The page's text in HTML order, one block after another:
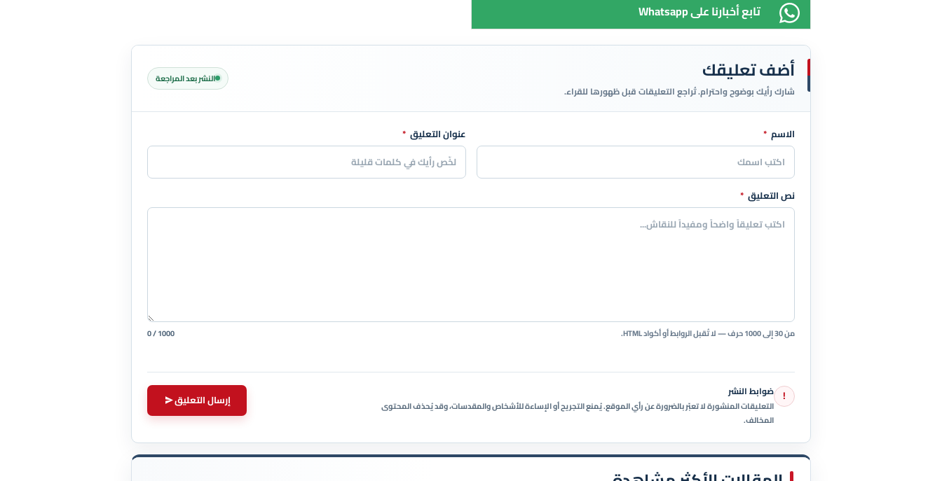
Whatsapp تابع أخبارنا على
أضف تعليقك
شارك رأيك بوضوح واحترام. تُراجع التعليقات قبل ظهورها للقراء.
النشر بعد المراجعة
اترك هذا الحقل فارغاً
الاسم * عنوان التعليق *
نص التعليق *
من 30 إلى 1000 حرف — لا تُقبل الروابط أو أكواد HTML. 0 / 1000
! ضوابط النشر
التعليقات المنشورة لا تعبّر بالضرورة عن رأي الموقع. يُمنع التجريح أو الإساءة للأشخاص والمقدسات، وقد يُحذف المحتوى
المخالف.
إرسال التعليق